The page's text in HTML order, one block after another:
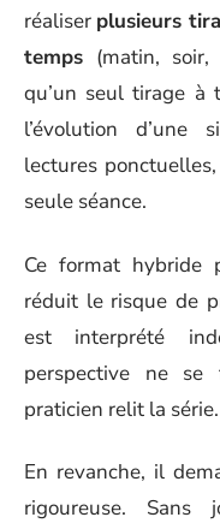
réaliser plusieurs
temps (matin,
qu’un seul tirage à
l’évolution d’une
lectures
seule séance.
Ce format hybride
réduit le risque de
est interprété
perspective ne se
praticien relit la série.
En revanche, il
rigoureuse.